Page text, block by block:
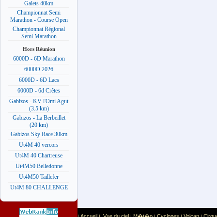
Galets 40km
Championnat Semi
Marathon - Course Open
Championnat Régional
Semi Marathon
Hors Réunion
6000D - 6D Marathon
6000D 2026
6000D - 6D Lacs
6000D - 6d Crêtes
Gabizos - KV l'Omi Agut
(3.5 km)
Gabizos - La Berbeillet
(20 km)
Gabizos Sky Race 30km
Ut4M 40 vercors
Ut4M 40 Chartreuse
Ut4M50 Belledonne
Ut4M50 Taillefer
Ut4M 80 CHALLENGE